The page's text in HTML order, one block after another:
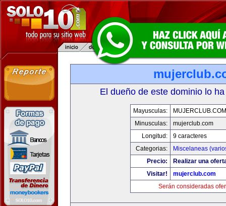
El dueño de este dominio lo
Mayusculas:
MUJERCLUB.COM
Minusculas:
mujerclub.com
Longitud:
9 caracteres
Categorias:
Miscelaneas
Precio:
Realizar una
Visitar!
mujerclub.com
Serán consideradas